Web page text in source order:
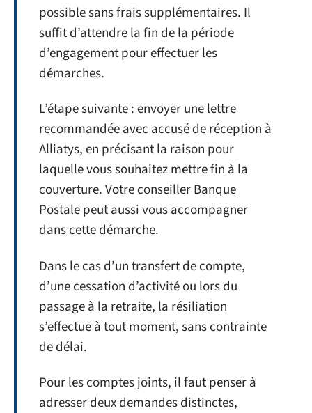
possible sans frais supplémentaires. Il
suffit d’attendre la fin de la période
d’engagement pour effectuer les
démarches.
L’étape suivante : envoyer une lettre
recommandée avec accusé de réception à
Alliatys, en précisant la raison pour
laquelle vous souhaitez mettre fin à la
couverture. Votre conseiller Banque
Postale peut aussi vous accompagner
dans cette démarche.
Dans le cas d’un transfert de compte,
d’une cessation d’activité ou lors du
passage à la retraite, la résiliation
s’effectue à tout moment, sans contrainte
de délai.
Pour les comptes joints, il faut penser à
adresser deux demandes distinctes,